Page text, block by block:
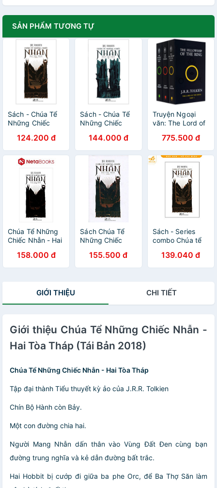
SẢN PHẨM TƯƠNG TỰ
Sách - Chúa Tể
Những Chiếc
Tháp (Tái Bản
2019)
124.200 đ
Sách - Chúa Tể
Những Chiếc
Nhẫn (Tái Bản
2019)
144.000 đ
Truyện Ngoại
văn: The Lord of
Book/ Box Set)
775.500 đ
Chúa Tể Những
Chiếc Nhẫn - Hai
158.000 đ
Sách Chúa Tể
Những Chiếc
Tháp (Tái Bản
2015)
155.500 đ
Sách - Series
combo Chúa tể
nhẫn (Trọn bộ)
(Nhã Nam HCM)
139.040 đ
GIỚI THIỆU CHI TIẾT
Giới thiệu Chúa Tể Những Chiếc Nhẫn -
Hai Tòa Tháp (Tái Bản 2018)
Chúa Tể Những Chiếc Nhẫn - Hai Tòa Tháp
Tập đại thành Tiểu thuyết kỳ ảo của J.R.R. Tolkien
Chín Bộ Hành còn Bảy.
Một con đường chia hai.
Người Mang Nhẫn dấn thân vào Vùng Đất Đen cùng bạn
đường trung nghĩa và kẻ dẫn đường bất trắc.
Hai Hobbit bị cướp đi giữa ba phe Orc, để Ba Thợ Săn làm